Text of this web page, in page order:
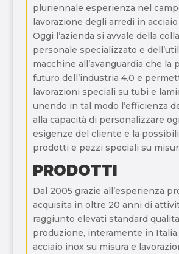
pluriennale esperienza nel
lavorazione degli arredi in
Oggi l’azienda si avvale della
personale specializzato e
macchine all’avanguardia che la
futuro dell’industria 4.0 e
lavorazioni speciali su tubi e
unendo in tal modo l’efficienza
alla capacità di personalizzare
esigenze del cliente e la
prodotti e pezzi speciali su
PRODOTTI
Dal 2005 grazie all’esperienza
acquisita in oltre 20 anni di
raggiunto elevati standard
produzione, interamente in
acciaio inox su misura e